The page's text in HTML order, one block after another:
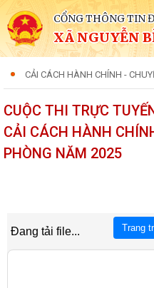
CỔNG THÔNG TIN
XÃ NGUYỄN
CẢI CÁCH HÀNH CHÍNH -
CUỘC THI TRỰC
CẢI CÁCH HÀNH
PHÒNG NĂM 2025